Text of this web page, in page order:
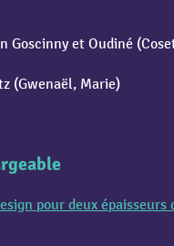
Goscinny et Oudiné
(Gwenaël, Marie)
pour deux